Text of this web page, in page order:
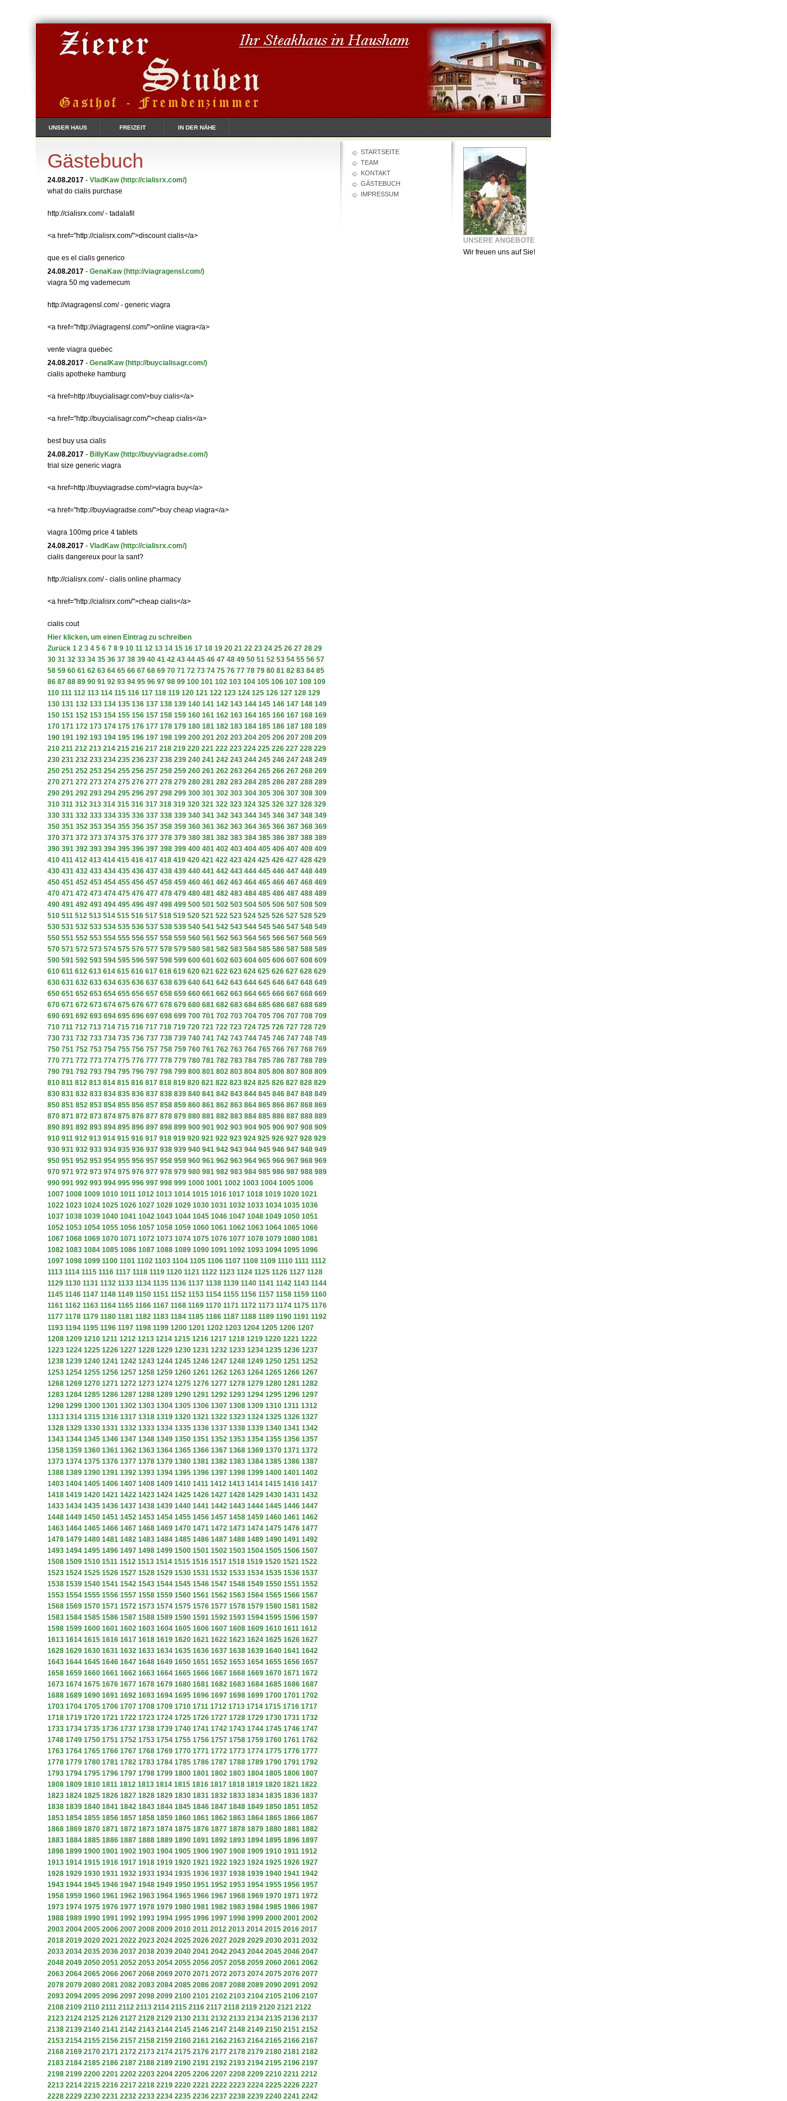
UNSER HAUS FREIZEIT IN DER NÄHE
STARTSEITE
TEAM
KONTAKT
GÄSTEBUCH
IMPRESSUM
Gästebuch
24.08.2017 - VladKaw (http://cialisrx.com/)
what do cialis purchase
http://cialisrx.com/ - tadalafil
<a href="http://cialisrx.com/">discount cialis</a>
que es el cialis generico
24.08.2017 - GenaKaw (http://viagragensl.com/)
viagra 50 mg vademecum
http://viagragensl.com/ - generic viagra
<a href="http://viagragensl.com/">online viagra</a>
vente viagra quebec
24.08.2017 - GenalKaw (http://buycialisagr.com/)
cialis apotheke hamburg
<a href=http://buycialisagr.com/>buy cialis</a>
<a href="http://buycialisagr.com/">cheap cialis</a>
best buy usa cialis
24.08.2017 - BillyKaw (http://buyviagradse.com/)
trial size generic viagra
<a href=http://buyviagradse.com/>viagra buy</a>
<a href="http://buyviagradse.com/">buy cheap viagra</a>
viagra 100mg price 4 tablets
24.08.2017 - VladKaw (http://cialisrx.com/)
cialis dangereux pour la sant?
http://cialisrx.com/ - cialis online pharmacy
<a href="http://cialisrx.com/">cheap cialis</a>
cialis cout
Hier klicken, um einen Eintrag zu schreiben
Zurück 1 2 3 4 5 6 7 8 9 10 11 12 13 14 15 16 17 18 19 20 21 22 23 24 25 26 27 28 29
30 31 32 33 34 35 36 37 38 39 40 41 42 43 44 45 46 47 48 49 50 51 52 53 54 55 56 57
58 59 60 61 62 63 64 65 66 67 68 69 70 71 72 73 74 75 76 77 78 79 80 81 82 83 84 85
86 87 88 89 90 91 92 93 94 95 96 97 98 99 100 101 102 103 104 105 106 107 108 109
110 111 112 113 114 115 116 117 118 119 120 121 122 123 124 125 126 127 128 129
130 131 132 133 134 135 136 137 138 139 140 141 142 143 144 145 146 147 148 149
150 151 152 153 154 155 156 157 158 159 160 161 162 163 164 165 166 167 168 169
170 171 172 173 174 175 176 177 178 179 180 181 182 183 184 185 186 187 188 189
190 191 192 193 194 195 196 197 198 199 200 201 202 203 204 205 206 207 208 209
210 211 212 213 214 215 216 217 218 219 220 221 222 223 224 225 226 227 228 229
230 231 232 233 234 235 236 237 238 239 240 241 242 243 244 245 246 247 248 249
250 251 252 253 254 255 256 257 258 259 260 261 262 263 264 265 266 267 268 269
270 271 272 273 274 275 276 277 278 279 280 281 282 283 284 285 286 287 288 289
290 291 292 293 294 295 296 297 298 299 300 301 302 303 304 305 306 307 308 309
310 311 312 313 314 315 316 317 318 319 320 321 322 323 324 325 326 327 328 329
330 331 332 333 334 335 336 337 338 339 340 341 342 343 344 345 346 347 348 349
350 351 352 353 354 355 356 357 358 359 360 361 362 363 364 365 366 367 368 369
370 371 372 373 374 375 376 377 378 379 380 381 382 383 384 385 386 387 388 389
390 391 392 393 394 395 396 397 398 399 400 401 402 403 404 405 406 407 408 409
410 411 412 413 414 415 416 417 418 419 420 421 422 423 424 425 426 427 428 429
430 431 432 433 434 435 436 437 438 439 440 441 442 443 444 445 446 447 448 449
450 451 452 453 454 455 456 457 458 459 460 461 462 463 464 465 466 467 468 469
470 471 472 473 474 475 476 477 478 479 480 481 482 483 484 485 486 487 488 489
490 491 492 493 494 495 496 497 498 499 500 501 502 503 504 505 506 507 508 509
510 511 512 513 514 515 516 517 518 519 520 521 522 523 524 525 526 527 528 529
530 531 532 533 534 535 536 537 538 539 540 541 542 543 544 545 546 547 548 549
550 551 552 553 554 555 556 557 558 559 560 561 562 563 564 565 566 567 568 569
570 571 572 573 574 575 576 577 578 579 580 581 582 583 584 585 586 587 588 589
590 591 592 593 594 595 596 597 598 599 600 601 602 603 604 605 606 607 608 609
610 611 612 613 614 615 616 617 618 619 620 621 622 623 624 625 626 627 628 629
630 631 632 633 634 635 636 637 638 639 640 641 642 643 644 645 646 647 648 649
650 651 652 653 654 655 656 657 658 659 660 661 662 663 664 665 666 667 668 669
670 671 672 673 674 675 676 677 678 679 680 681 682 683 684 685 686 687 688 689
690 691 692 693 694 695 696 697 698 699 700 701 702 703 704 705 706 707 708 709
710 711 712 713 714 715 716 717 718 719 720 721 722 723 724 725 726 727 728 729
730 731 732 733 734 735 736 737 738 739 740 741 742 743 744 745 746 747 748 749
750 751 752 753 754 755 756 757 758 759 760 761 762 763 764 765 766 767 768 769
770 771 772 773 774 775 776 777 778 779 780 781 782 783 784 785 786 787 788 789
790 791 792 793 794 795 796 797 798 799 800 801 802 803 804 805 806 807 808 809
810 811 812 813 814 815 816 817 818 819 820 821 822 823 824 825 826 827 828 829
830 831 832 833 834 835 836 837 838 839 840 841 842 843 844 845 846 847 848 849
850 851 852 853 854 855 856 857 858 859 860 861 862 863 864 865 866 867 868 869
870 871 872 873 874 875 876 877 878 879 880 881 882 883 884 885 886 887 888 889
890 891 892 893 894 895 896 897 898 899 900 901 902 903 904 905 906 907 908 909
910 911 912 913 914 915 916 917 918 919 920 921 922 923 924 925 926 927 928 929
930 931 932 933 934 935 936 937 938 939 940 941 942 943 944 945 946 947 948 949
950 951 952 953 954 955 956 957 958 959 960 961 962 963 964 965 966 967 968 969
970 971 972 973 974 975 976 977 978 979 980 981 982 983 984 985 986 987 988 989
990 991 992 993 994 995 996 997 998 999 1000 1001 1002 1003 1004 1005 1006
1007 1008 1009 1010 1011 1012 1013 1014 1015 1016 1017 1018 1019 1020 1021
1022 1023 1024 1025 1026 1027 1028 1029 1030 1031 1032 1033 1034 1035 1036
1037 1038 1039 1040 1041 1042 1043 1044 1045 1046 1047 1048 1049 1050 1051
1052 1053 1054 1055 1056 1057 1058 1059 1060 1061 1062 1063 1064 1065 1066
1067 1068 1069 1070 1071 1072 1073 1074 1075 1076 1077 1078 1079 1080 1081
1082 1083 1084 1085 1086 1087 1088 1089 1090 1091 1092 1093 1094 1095 1096
1097 1098 1099 1100 1101 1102 1103 1104 1105 1106 1107 1108 1109 1110 1111 1112
1113 1114 1115 1116 1117 1118 1119 1120 1121 1122 1123 1124 1125 1126 1127 1128
1129 1130 1131 1132 1133 1134 1135 1136 1137 1138 1139 1140 1141 1142 1143 1144
1145 1146 1147 1148 1149 1150 1151 1152 1153 1154 1155 1156 1157 1158 1159 1160
1161 1162 1163 1164 1165 1166 1167 1168 1169 1170 1171 1172 1173 1174 1175 1176
1177 1178 1179 1180 1181 1182 1183 1184 1185 1186 1187 1188 1189 1190 1191 1192
1193 1194 1195 1196 1197 1198 1199 1200 1201 1202 1203 1204 1205 1206 1207
1208 1209 1210 1211 1212 1213 1214 1215 1216 1217 1218 1219 1220 1221 1222
1223 1224 1225 1226 1227 1228 1229 1230 1231 1232 1233 1234 1235 1236 1237
1238 1239 1240 1241 1242 1243 1244 1245 1246 1247 1248 1249 1250 1251 1252
1253 1254 1255 1256 1257 1258 1259 1260 1261 1262 1263 1264 1265 1266 1267
1268 1269 1270 1271 1272 1273 1274 1275 1276 1277 1278 1279 1280 1281 1282
1283 1284 1285 1286 1287 1288 1289 1290 1291 1292 1293 1294 1295 1296 1297
1298 1299 1300 1301 1302 1303 1304 1305 1306 1307 1308 1309 1310 1311 1312
1313 1314 1315 1316 1317 1318 1319 1320 1321 1322 1323 1324 1325 1326 1327
1328 1329 1330 1331 1332 1333 1334 1335 1336 1337 1338 1339 1340 1341 1342
1343 1344 1345 1346 1347 1348 1349 1350 1351 1352 1353 1354 1355 1356 1357
1358 1359 1360 1361 1362 1363 1364 1365 1366 1367 1368 1369 1370 1371 1372
1373 1374 1375 1376 1377 1378 1379 1380 1381 1382 1383 1384 1385 1386 1387
1388 1389 1390 1391 1392 1393 1394 1395 1396 1397 1398 1399 1400 1401 1402
1403 1404 1405 1406 1407 1408 1409 1410 1411 1412 1413 1414 1415 1416 1417
1418 1419 1420 1421 1422 1423 1424 1425 1426 1427 1428 1429 1430 1431 1432
1433 1434 1435 1436 1437 1438 1439 1440 1441 1442 1443 1444 1445 1446 1447
1448 1449 1450 1451 1452 1453 1454 1455 1456 1457 1458 1459 1460 1461 1462
1463 1464 1465 1466 1467 1468 1469 1470 1471 1472 1473 1474 1475 1476 1477
1478 1479 1480 1481 1482 1483 1484 1485 1486 1487 1488 1489 1490 1491 1492
1493 1494 1495 1496 1497 1498 1499 1500 1501 1502 1503 1504 1505 1506 1507
1508 1509 1510 1511 1512 1513 1514 1515 1516 1517 1518 1519 1520 1521 1522
1523 1524 1525 1526 1527 1528 1529 1530 1531 1532 1533 1534 1535 1536 1537
1538 1539 1540 1541 1542 1543 1544 1545 1546 1547 1548 1549 1550 1551 1552
1553 1554 1555 1556 1557 1558 1559 1560 1561 1562 1563 1564 1565 1566 1567
1568 1569 1570 1571 1572 1573 1574 1575 1576 1577 1578 1579 1580 1581 1582
1583 1584 1585 1586 1587 1588 1589 1590 1591 1592 1593 1594 1595 1596 1597
1598 1599 1600 1601 1602 1603 1604 1605 1606 1607 1608 1609 1610 1611 1612
1613 1614 1615 1616 1617 1618 1619 1620 1621 1622 1623 1624 1625 1626 1627
1628 1629 1630 1631 1632 1633 1634 1635 1636 1637 1638 1639 1640 1641 1642
1643 1644 1645 1646 1647 1648 1649 1650 1651 1652 1653 1654 1655 1656 1657
1658 1659 1660 1661 1662 1663 1664 1665 1666 1667 1668 1669 1670 1671 1672
1673 1674 1675 1676 1677 1678 1679 1680 1681 1682 1683 1684 1685 1686 1687
1688 1689 1690 1691 1692 1693 1694 1695 1696 1697 1698 1699 1700 1701 1702
1703 1704 1705 1706 1707 1708 1709 1710 1711 1712 1713 1714 1715 1716 1717
1718 1719 1720 1721 1722 1723 1724 1725 1726 1727 1728 1729 1730 1731 1732
1733 1734 1735 1736 1737 1738 1739 1740 1741 1742 1743 1744 1745 1746 1747
1748 1749 1750 1751 1752 1753 1754 1755 1756 1757 1758 1759 1760 1761 1762
1763 1764 1765 1766 1767 1768 1769 1770 1771 1772 1773 1774 1775 1776 1777
1778 1779 1780 1781 1782 1783 1784 1785 1786 1787 1788 1789 1790 1791 1792
1793 1794 1795 1796 1797 1798 1799 1800 1801 1802 1803 1804 1805 1806 1807
1808 1809 1810 1811 1812 1813 1814 1815 1816 1817 1818 1819 1820 1821 1822
1823 1824 1825 1826 1827 1828 1829 1830 1831 1832 1833 1834 1835 1836 1837
1838 1839 1840 1841 1842 1843 1844 1845 1846 1847 1848 1849 1850 1851 1852
1853 1854 1855 1856 1857 1858 1859 1860 1861 1862 1863 1864 1865 1866 1867
1868 1869 1870 1871 1872 1873 1874 1875 1876 1877 1878 1879 1880 1881 1882
1883 1884 1885 1886 1887 1888 1889 1890 1891 1892 1893 1894 1895 1896 1897
1898 1899 1900 1901 1902 1903 1904 1905 1906 1907 1908 1909 1910 1911 1912
1913 1914 1915 1916 1917 1918 1919 1920 1921 1922 1923 1924 1925 1926 1927
1928 1929 1930 1931 1932 1933 1934 1935 1936 1937 1938 1939 1940 1941 1942
1943 1944 1945 1946 1947 1948 1949 1950 1951 1952 1953 1954 1955 1956 1957
1958 1959 1960 1961 1962 1963 1964 1965 1966 1967 1968 1969 1970 1971 1972
1973 1974 1975 1976 1977 1978 1979 1980 1981 1982 1983 1984 1985 1986 1987
1988 1989 1990 1991 1992 1993 1994 1995 1996 1997 1998 1999 2000 2001 2002
2003 2004 2005 2006 2007 2008 2009 2010 2011 2012 2013 2014 2015 2016 2017
2018 2019 2020 2021 2022 2023 2024 2025 2026 2027 2028 2029 2030 2031 2032
2033 2034 2035 2036 2037 2038 2039 2040 2041 2042 2043 2044 2045 2046 2047
2048 2049 2050 2051 2052 2053 2054 2055 2056 2057 2058 2059 2060 2061 2062
2063 2064 2065 2066 2067 2068 2069 2070 2071 2072 2073 2074 2075 2076 2077
2078 2079 2080 2081 2082 2083 2084 2085 2086 2087 2088 2089 2090 2091 2092
2093 2094 2095 2096 2097 2098 2099 2100 2101 2102 2103 2104 2105 2106 2107
2108 2109 2110 2111 2112 2113 2114 2115 2116 2117 2118 2119 2120 2121 2122
2123 2124 2125 2126 2127 2128 2129 2130 2131 2132 2133 2134 2135 2136 2137
2138 2139 2140 2141 2142 2143 2144 2145 2146 2147 2148 2149 2150 2151 2152
2153 2154 2155 2156 2157 2158 2159 2160 2161 2162 2163 2164 2165 2166 2167
2168 2169 2170 2171 2172 2173 2174 2175 2176 2177 2178 2179 2180 2181 2182
2183 2184 2185 2186 2187 2188 2189 2190 2191 2192 2193 2194 2195 2196 2197
2198 2199 2200 2201 2202 2203 2204 2205 2206 2207 2208 2209 2210 2211 2212
2213 2214 2215 2216 2217 2218 2219 2220 2221 2222 2223 2224 2225 2226 2227
2228 2229 2230 2231 2232 2233 2234 2235 2236 2237 2238 2239 2240 2241 2242
UNSERE ANGEBOTE
Wir freuen uns auf Sie!